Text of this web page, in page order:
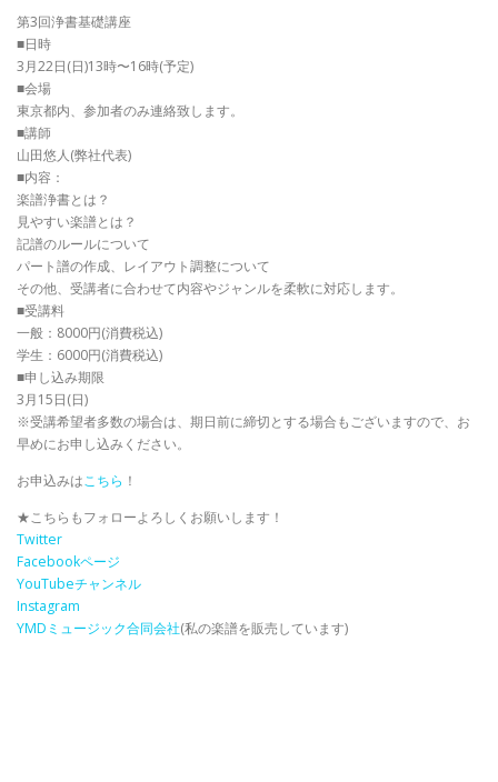
第3回浄書基礎講座
■日時
3月22日(日)13時〜16時(予定)
■会場
東京都内、参加者のみ連絡致します。
■講師
山田悠人(弊社代表)
■内容：
楽譜浄書とは？
見やすい楽譜とは？
記譜のルールについて
パート譜の作成、レイアウト調整について
その他、受講者に合わせて内容やジャンルを柔軟に対応します。
■受講料
一般：8000円(消費税込)
学生：6000円(消費税込)
■申し込み期限
3月15日(日)
※受講希望者多数の場合は、期日前に締切とする場合もございますので、お
早めにお申し込みください。
お申込みはこちら ！
★こちらもフォローよろしくお願いします！
Twitter
Facebookページ
YouTubeチャンネル
Instagram
YMDミュージック合同会社(私の楽譜を販売しています)